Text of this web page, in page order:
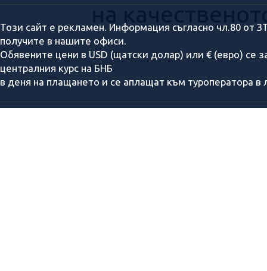
на
Този сайт е рекламен. Информация съгласно чл.80 от
получите в нашите офиси.
Обявените цени в USD (щатски долар) или € (евро) се
централния курс на БНБ
в деня на плащането и се аплащат към туроператора в